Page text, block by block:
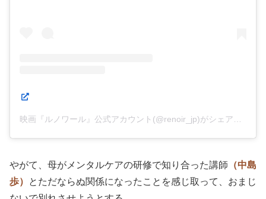
やがて、母がメンタルケアの研修で知り合った講師 （中島
歩）
とただならぬ関係になったことを感じ取って、おまじ